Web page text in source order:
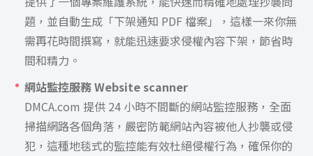
題，並自動生成「下架通知 PDF 檔案」，這樣一來你無
需再花時間撰寫，就能迅速要求侵權內容下架，節省時
間和精力。
網站監控服務 Website scanner
DMCA.com 提供 24 小時不間斷的網站監控服務，全面
掃描網路各個角落，嚴密防範網站內容被他人抄襲或侵
犯，這種地毯式的監控能有效杜絕侵權行為，確保你的